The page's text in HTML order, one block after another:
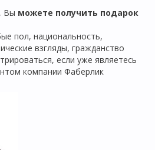
Вы можете получить подарок
пол, национальность,
взгляды, гражданство
если уже являетесь
компании Фаберлик